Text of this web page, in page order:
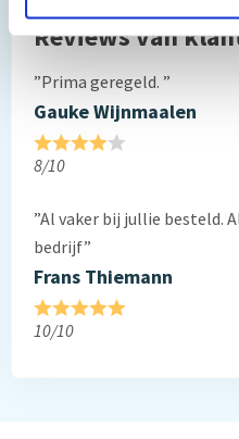
Reviews van
”Prima geregeld. ”
Gauke Wijnmaalen
8/10
”Al vaker bij jullie besteld.
bedrijf”
Frans Thiemann
10/10